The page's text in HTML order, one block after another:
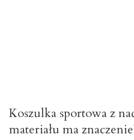
Koszulka sportowa z
materiału ma